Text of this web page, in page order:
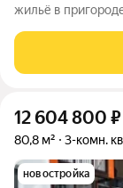
жильё в пригороде здесь удаётся совместить
Квартал создаёт
планировки
12 604 800 ₽
80,8 м² 3-комн.
новостройка